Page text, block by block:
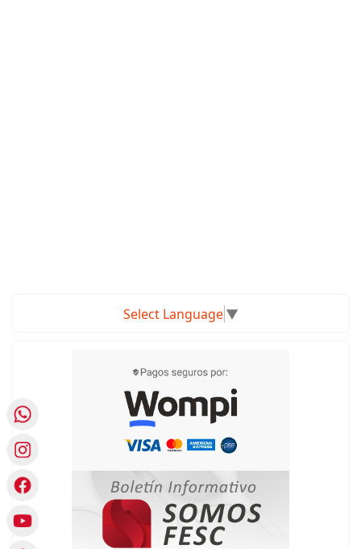
Select Language▼